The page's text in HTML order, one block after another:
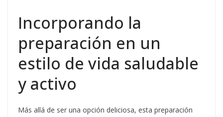
Incorporando la
preparación en un
estilo de vida saludable
y activo
Más allá de ser una opción deliciosa, esta preparación